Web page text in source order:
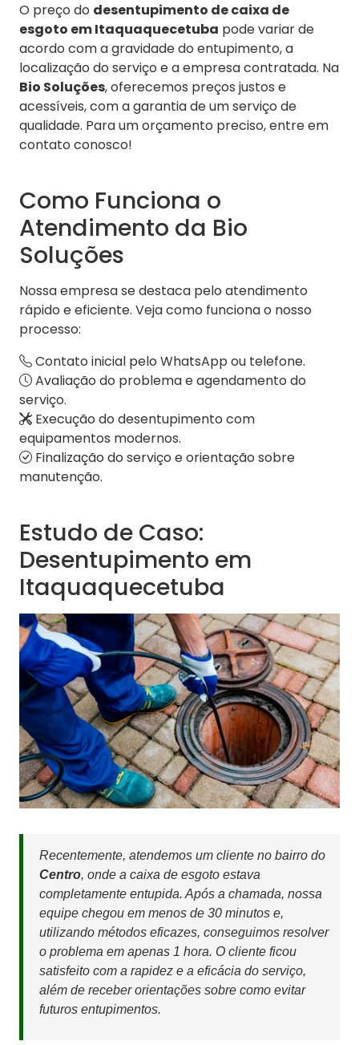
O preço do desentupimento de caixa de
esgoto em Itaquaquecetuba pode variar de
acordo com a gravidade do entupimento, a
localização do serviço e a empresa contratada. Na
Bio Soluções, oferecemos preços justos e
acessíveis, com a garantia de um serviço de
qualidade. Para um orçamento preciso, entre em
contato conosco!
Como Funciona o
Atendimento da Bio
Soluções
Nossa empresa se destaca pelo atendimento
rápido e eficiente. Veja como funciona o nosso
processo:
Contato inicial pelo WhatsApp ou telefone.
Avaliação do problema e agendamento do
serviço.
Execução do desentupimento com
equipamentos modernos.
Finalização do serviço e orientação sobre
manutenção.
Estudo de Caso:
Desentupimento em
Itaquaquecetuba
Recentemente, atendemos um cliente no bairro do
Centro, onde a caixa de esgoto estava
completamente entupida. Após a chamada, nossa
equipe chegou em menos de 30 minutos e,
utilizando métodos eficazes, conseguimos resolver
o problema em apenas 1 hora. O cliente ficou
satisfeito com a rapidez e a eficácia do serviço,
além de receber orientações sobre como evitar
futuros entupimentos.